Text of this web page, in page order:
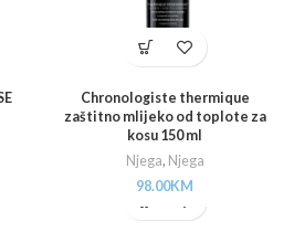
Chronologiste thermique
zaštitno mlijeko od toplote za
kosu 150 ml
Njega, Njega
98.00KM